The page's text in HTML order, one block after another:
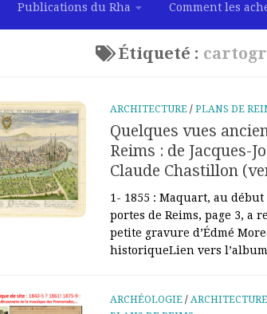
Publications du Rha Comment les
Étiqueté :
ARCHITECTURE /PLANS DE
Quelques vues
Reims : de Jacques-
Claude Chastillon
1- 1855 : Maquart, au
portes de Reims, page 3, a
petite gravure d’Édmé
historiqueLien vers
ARCHÉOLOGIE /ARCHITECTURE